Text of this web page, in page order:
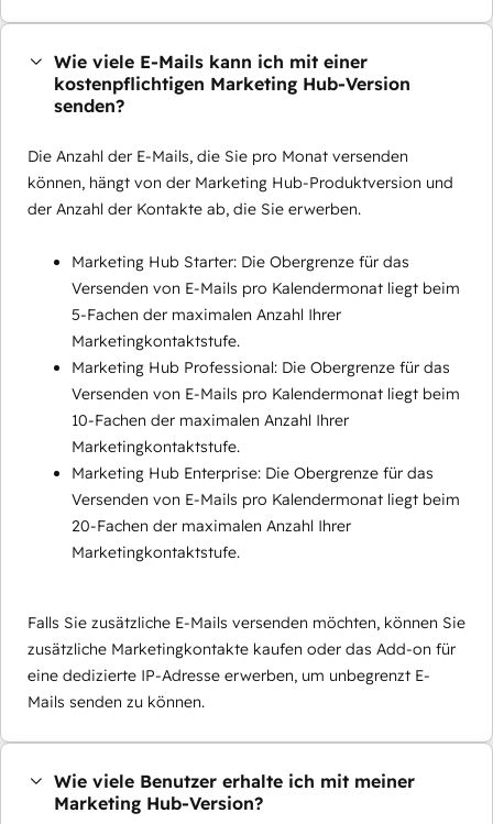
Wie viele E-Mails kann ich mit einer
kostenpflichtigen Marketing Hub-Version
senden?
Die Anzahl der E-Mails, die Sie pro Monat versenden
können, hängt von der Marketing Hub-Produktversion und
der Anzahl der Kontakte ab, die Sie erwerben.
Marketing Hub Starter: Die Obergrenze für das
Versenden von E-Mails pro Kalendermonat liegt beim
5-Fachen der maximalen Anzahl Ihrer
Marketingkontaktstufe.
Marketing Hub Professional: Die Obergrenze für das
Versenden von E-Mails pro Kalendermonat liegt beim
10-Fachen der maximalen Anzahl Ihrer
Marketingkontaktstufe.
Marketing Hub Enterprise: Die Obergrenze für das
Versenden von E-Mails pro Kalendermonat liegt beim
20-Fachen der maximalen Anzahl Ihrer
Marketingkontaktstufe.
Falls Sie zusätzliche E-Mails versenden möchten, können Sie
zusätzliche Marketingkontakte kaufen oder das Add-on für
eine dedizierte IP-Adresse erwerben, um unbegrenzt E-
Mails senden zu können.
Wie viele Benutzer erhalte ich mit meiner
Marketing Hub-Version?